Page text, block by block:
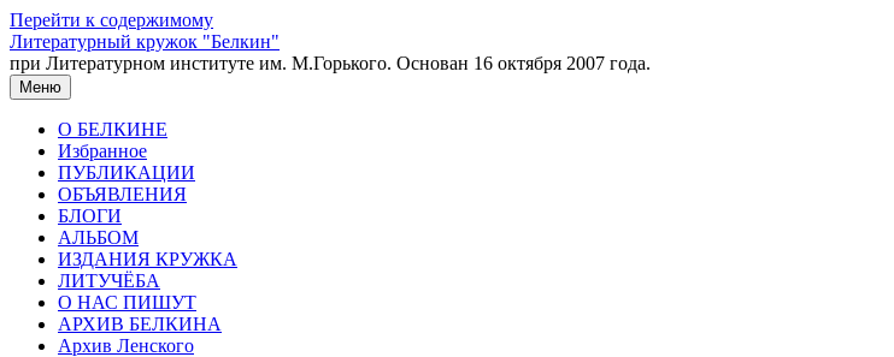
Перейти к содержимому
Литературный кружок "Белкин"
при Литературном институте им. М.Горького. Основан 16 октября 2007 года.
Меню
О БЕЛКИНЕ
Избранное
ПУБЛИКАЦИИ
ОБЪЯВЛЕНИЯ
БЛОГИ
АЛЬБОМ
ИЗДАНИЯ КРУЖКА
ЛИТУЧЁБА
О НАС ПИШУТ
АРХИВ БЕЛКИНА
Архив Ленского